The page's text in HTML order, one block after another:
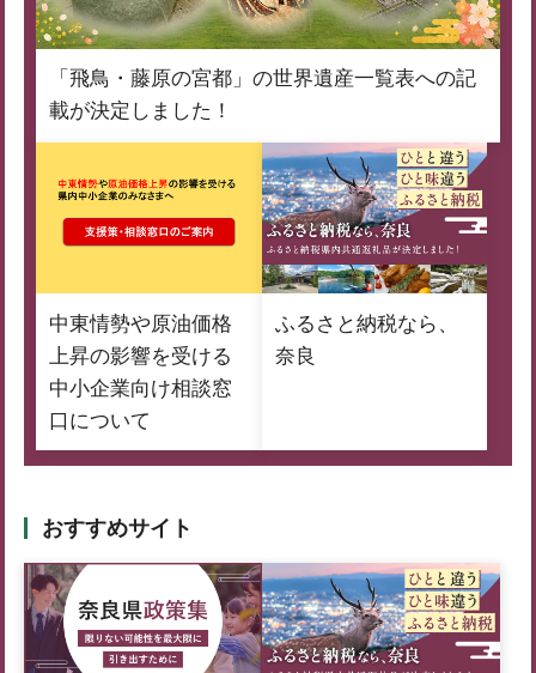
「飛鳥・藤原の宮都」の世界遺産一覧表への記
載が決定しました！
中東情勢や原油価格
上昇の影響を受ける
中小企業向け相談窓
口について
ふるさと納税なら、
奈良
おすすめサイト